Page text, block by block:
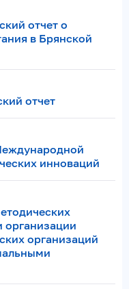
отчет о
в Брянской
отчет
инноваций
организации
организаций